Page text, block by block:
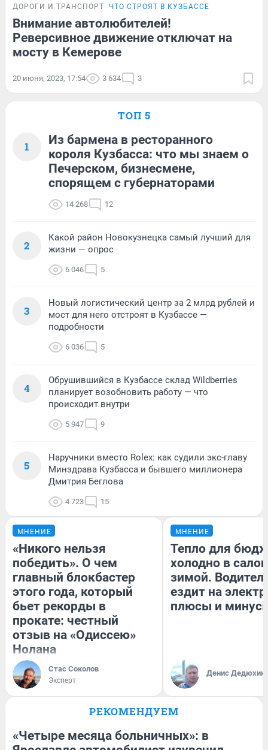
ДОРОГИ И ТРАНСПОРТ ЧТО СТРОЯТ В КУЗБАССЕ
Внимание автолюбителей!
Реверсивное движение отключат на
мосту в Кемерове
20 июня, 2023, 17:54 3 634 3
ТОП 5
1
Из бармена в ресторанного
короля Кузбасса: что мы знаем о
Печерском, бизнесмене,
спорящем с губернаторами
14 268 12
2
Какой район Новокузнецка самый лучший для
жизни — опрос
6 046 5
3
Новый логистический центр за 2 млрд рублей и
мост для него отстроят в Кузбассе —
подробности
6 036 5
4
Обрушившийся в Кузбассе склад Wildberries
планирует возобновить работу — что
происходит внутри
5 947 9
5
Наручники вместо Rolex: как судили экс-главу
Минздрава Кузбасса и бывшего миллионера
Дмитрия Беглова
4 723 15
МНЕНИЕ
«Никого нельзя
победить». О чем
главный блокбастер
этого года, который
бьет рекорды в
прокате: честный
отзыв на «Одиссею»
Нолана
Стас Соколов
Эксперт
МНЕНИЕ
Тепло для
холодно в
зимой.
ездит на
плюсы и
Денис Дедюхин
РЕКОМЕНДУЕМ
«Четыре месяца больничных»: в